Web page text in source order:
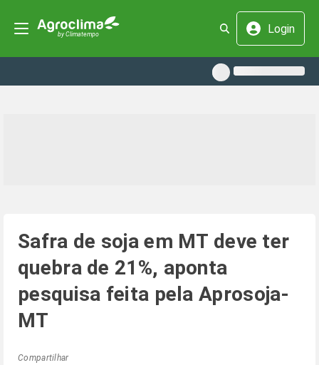
Login
Safra de soja em MT deve ter
quebra de 21%, aponta
pesquisa feita pela Aprosoja-
MT
Compartilhar